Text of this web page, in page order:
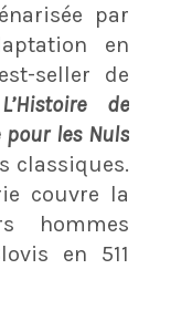
par
en
seller de
L’Histoire de
pour les Nuls
classiques.
couvre la
hommes
en 511